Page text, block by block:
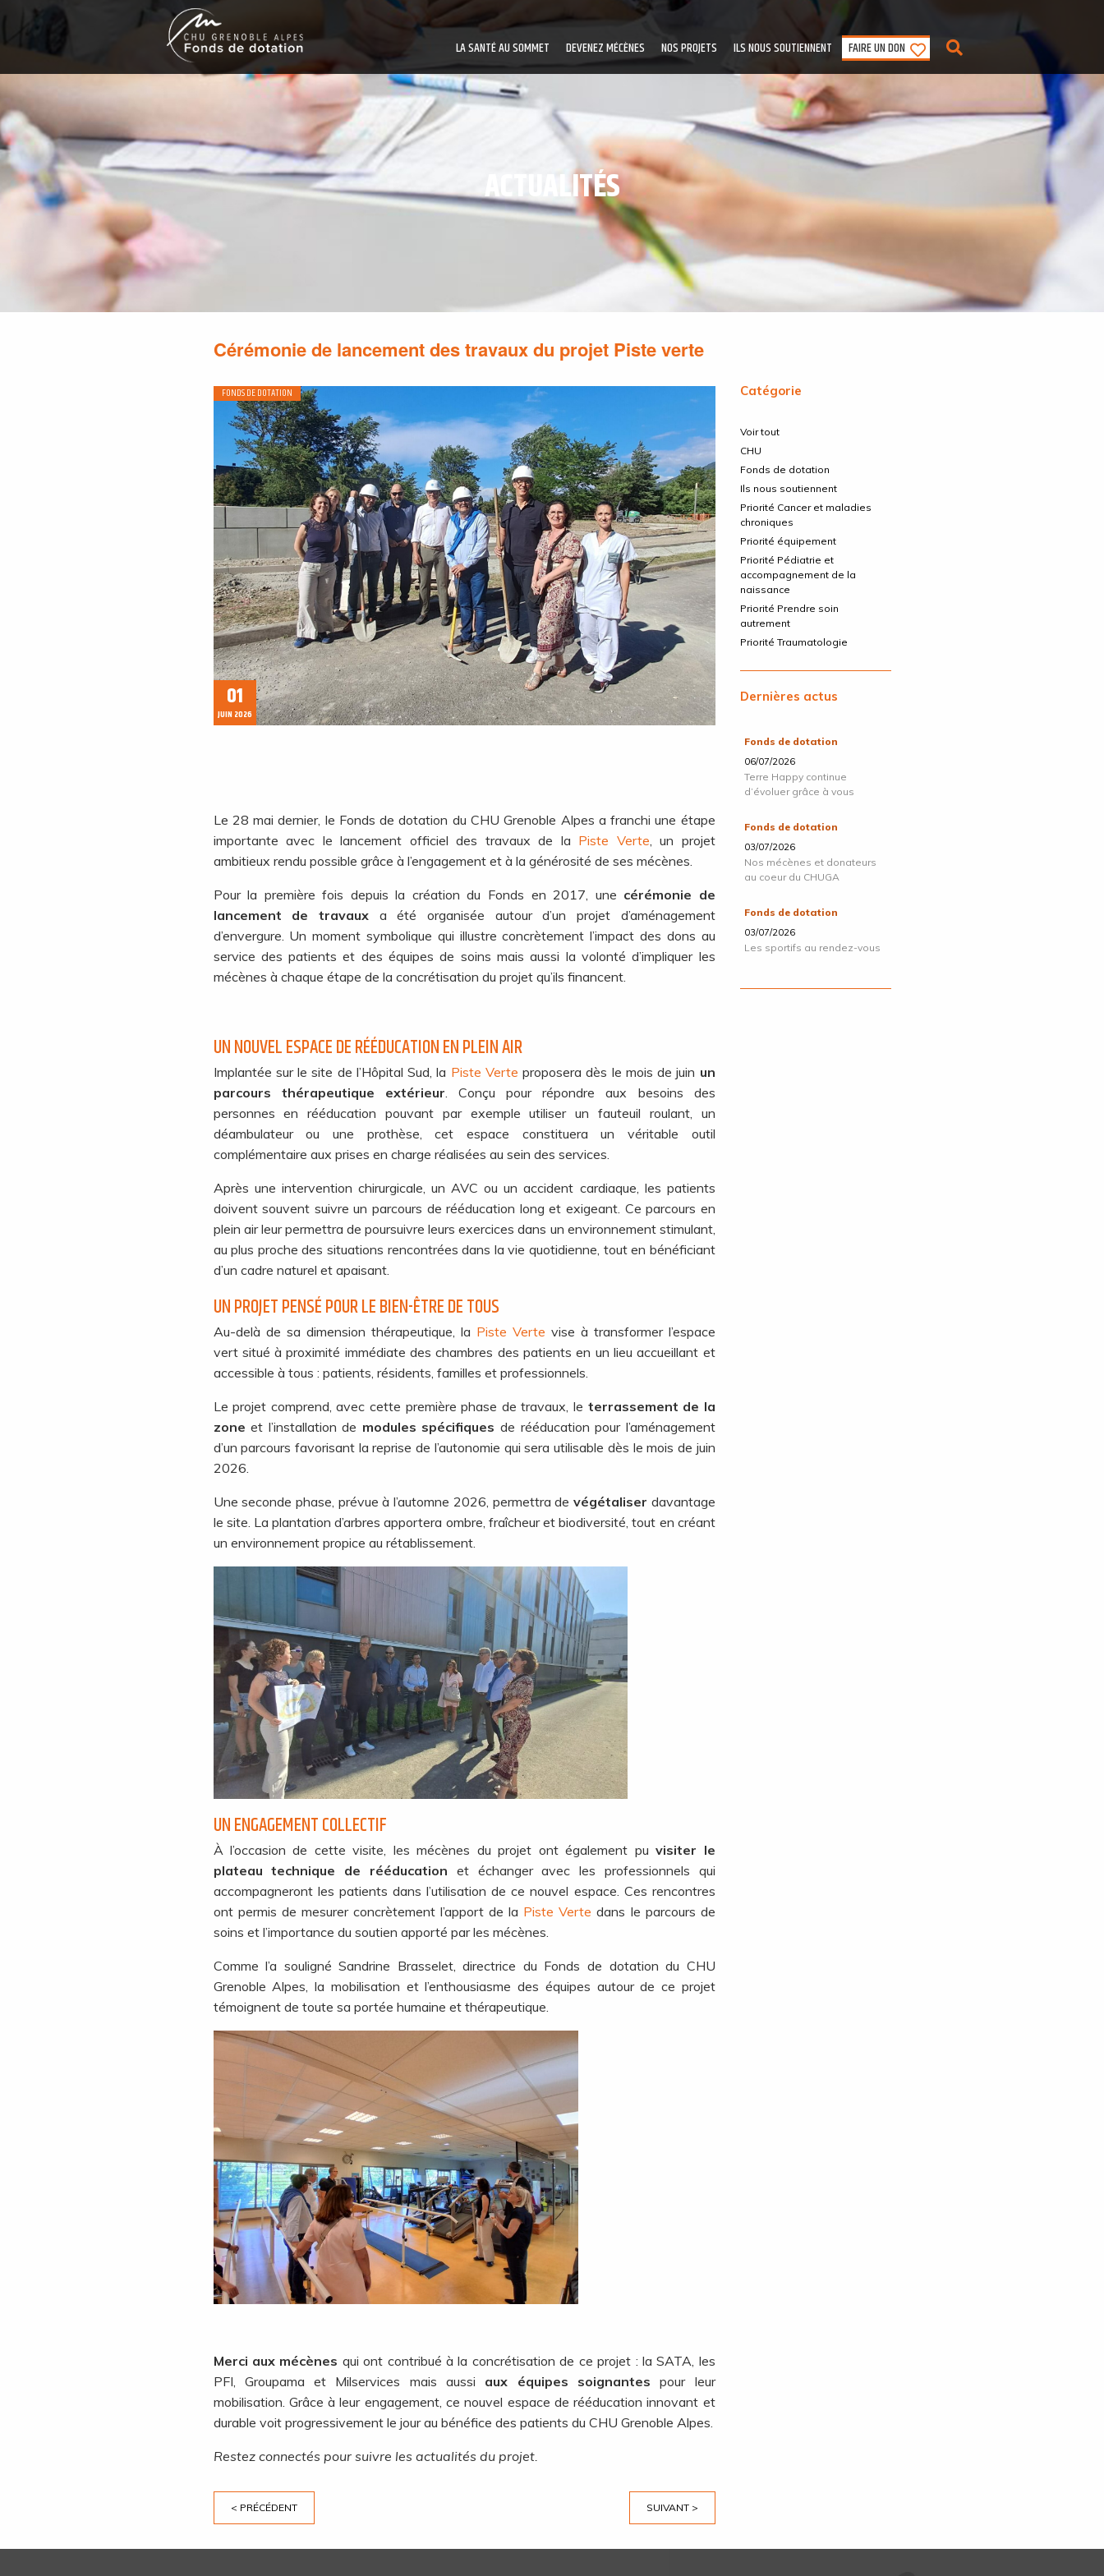
LA SANTÉ AU SOMMET DEVENEZ MÉCÈNES NOS PROJETS ILS NOUS SOUTIENNENT FAIRE UN DON
ACTUALITÉS
Cérémonie de lancement des travaux du projet Piste verte
FONDS DE DOTATION
01
JUIN 2026
Le 28 mai dernier, le Fonds de dotation du CHU Grenoble Alpes a franchi une étape
importante avec le lancement officiel des travaux de la Piste Verte , un projet
ambitieux rendu possible grâce à l’engagement et à la générosité de ses mécènes.
Pour la première fois depuis la création du Fonds en 2017, une cérémonie de
lancement de travaux a été organisée autour d’un projet d’aménagement
d’envergure. Un moment symbolique qui illustre concrètement l’impact des dons au
service des patients et des équipes de soins mais aussi la volonté d’impliquer les
mécènes à chaque étape de la concrétisation du projet qu’ils financent.
UN NOUVEL ESPACE DE RÉÉDUCATION EN PLEIN AIR
Implantée sur le site de l’Hôpital Sud, la Piste Verte proposera dès le mois de juin un
parcours thérapeutique extérieur . Conçu pour répondre aux besoins des
personnes en rééducation pouvant par exemple utiliser un fauteuil roulant, un
déambulateur ou une prothèse, cet espace constituera un véritable outil
complémentaire aux prises en charge réalisées au sein des services.
Après une intervention chirurgicale, un AVC ou un accident cardiaque, les patients
doivent souvent suivre un parcours de rééducation long et exigeant. Ce parcours en
plein air leur permettra de poursuivre leurs exercices dans un environnement stimulant,
au plus proche des situations rencontrées dans la vie quotidienne, tout en bénéficiant
d’un cadre naturel et apaisant.
UN PROJET PENSÉ POUR LE BIEN-ÊTRE DE TOUS
Au-delà de sa dimension thérapeutique, la Piste Verte vise à transformer l’espace
vert situé à proximité immédiate des chambres des patients en un lieu accueillant et
accessible à tous : patients, résidents, familles et professionnels.
Le projet comprend, avec cette première phase de travaux, le terrassement de la
zoneet l’installation de modules spécifiques de rééducation pour l’aménagement
d’un parcours favorisant la reprise de l’autonomie qui sera utilisable dès le mois de juin
2026.
Une seconde phase, prévue à l’automne 2026, permettra devégétaliser davantage
le site. La plantation d’arbres apportera ombre, fraîcheur et biodiversité, tout en créant
un environnement propice au rétablissement.
UN ENGAGEMENT COLLECTIF
À l’occasion de cette visite, les mécènes du projet ont également puvisiter le
plateau technique de rééducation et échanger avec les professionnels qui
accompagneront les patients dans l’utilisation de ce nouvel espace. Ces rencontres
ont permis de mesurer concrètement l’apport de la Piste Verte dans le parcours de
soins et l’importance du soutien apporté par les mécènes.
Comme l’a souligné Sandrine Brasselet, directrice du Fonds de dotation du CHU
Grenoble Alpes, la mobilisation et l’enthousiasme des équipes autour de ce projet
témoignent de toute sa portée humaine et thérapeutique.
Merci aux mécènes qui ont contribué à la concrétisation de ce projet : la SATA, les
PFI, Groupama et Milservices mais aussi aux équipes soignantes pour leur
mobilisation. Grâce à leur engagement, ce nouvel espace de rééducation innovant et
durable voit progressivement le jour au bénéfice des patients du CHU Grenoble Alpes.
Restez connectés pour suivre les actualités du projet.
< PRÉCÉDENT SUIVANT >
Catégorie
Voir tout
CHU
Fonds de dotation
Ils nous soutiennent
Priorité Cancer et maladies
chroniques
Priorité équipement
Priorité Pédiatrie et
accompagnement de la
naissance
Priorité Prendre soin
autrement
Priorité Traumatologie
Dernières actus
Fonds de dotation
06/07/2026
Terre Happy continue
d’évoluer grâce à vous
Fonds de dotation
03/07/2026
Nos mécènes et donateurs
au coeur du CHUGA
Fonds de dotation
03/07/2026
Les sportifs au rendez-vous